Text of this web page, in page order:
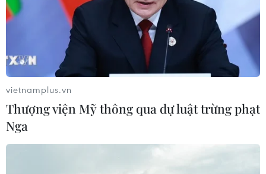
vietnamplus.vn
Thượng viện Mỹ thông qua dự luật trừng phạt
Nga